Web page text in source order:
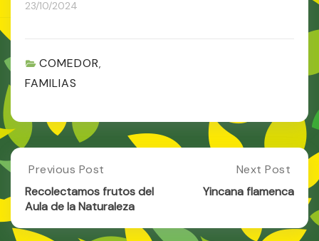
23/10/2024
COMEDOR,
FAMILIAS
Post
navigation
Previous
Post:
Recolectamos
Del
Previous Post
Recolectamos frutos del
Aula de la Naturaleza
Next
Post:
Next Post
Yincana flamenca